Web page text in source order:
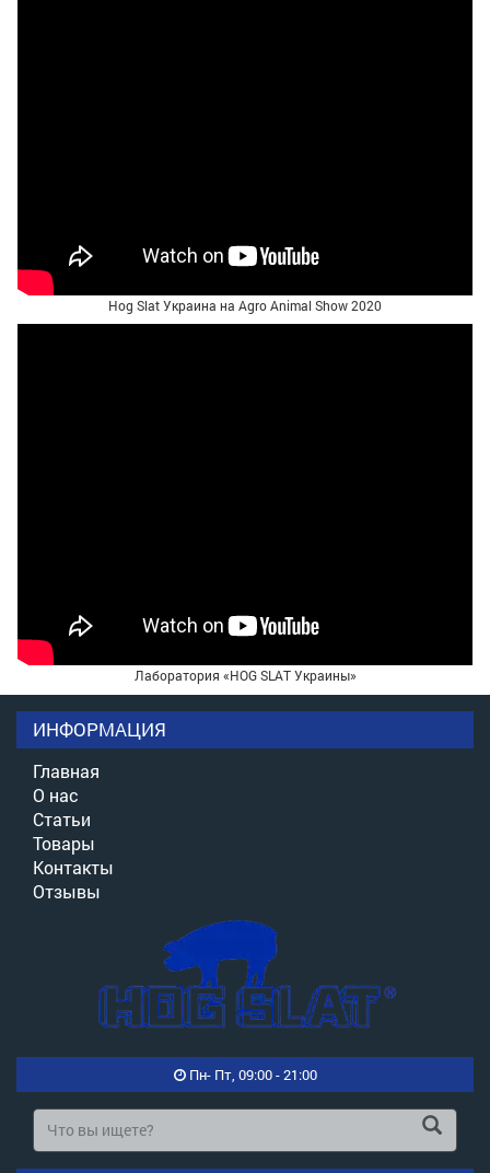
Hog Slat Украина на Agro Animal Show 2020
Лаборатория «HOG SLAT Украины»
ИНФОРМАЦИЯ
Главная
О нас
Статьи
Товары
Контакты
Отзывы
Пн- Пт, 09:00 - 21:00